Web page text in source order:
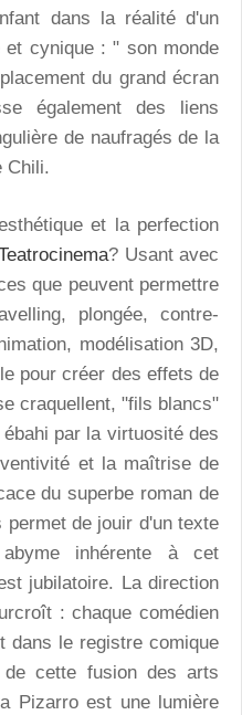
dans la réalité d'un
et cynique : " son monde
du grand écran
également des liens
de naufragés de la
Chili.
et la perfection
? Usant avec
que peuvent permettre
plongée, contre-
modélisation 3D,
pour créer des effets de
craquellent, "fils blancs"
par la virtuosité des
et la maîtrise de
du superbe roman de
permet de jouir d'un texte
inhérente à cet
jubilatoire. La direction
: chaque comédien
dans le registre comique
de cette fusion des arts
Pizarro est une lumière